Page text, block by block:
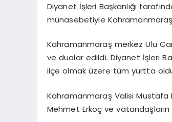
Diyanet İşleri Başkanlığı
münasebetiyle
Kahramanmaraş merkez Ulu
ve dualar edildi. Diyanet İşleri
ilçe olmak üzere tüm yurtta
Kahramanmaraş Valisi Mustafa
Mehmet Erkoç ve vatandaşların